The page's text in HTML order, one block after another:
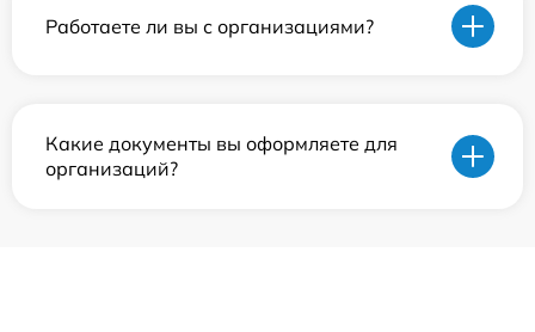
Работаете ли вы с организациями?
Какие документы вы оформляете для
организаций?